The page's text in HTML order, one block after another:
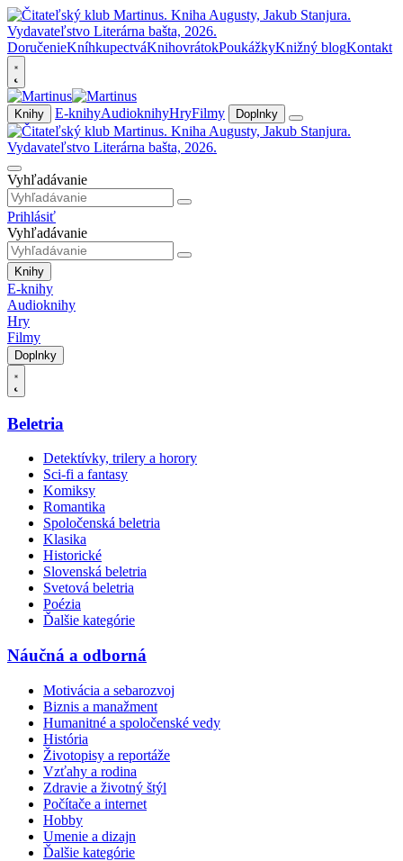
DoručenieKníhkupectváKnihovrátokPoukážkyKnižný blogKontakt
Knihy E-knihyAudioknihyHryFilmy Doplnky
Vyhľadávanie
Prihlásiť
Vyhľadávanie
Knihy
E-knihy
Audioknihy
Hry
Filmy
Doplnky
Beletria
Detektívky, trilery a horory
Sci-fi a fantasy
Komiksy
Romantika
Spoločenská beletria
Klasika
Historické
Slovenská beletria
Svetová beletria
Poézia
Ďalšie kategórie
Náučná a odborná
Motivácia a sebarozvoj
Biznis a manažment
Humanitné a spoločenské vedy
História
Životopisy a reportáže
Vzťahy a rodina
Zdravie a životný štýl
Počítače a internet
Hobby
Umenie a dizajn
Ďalšie kategórie